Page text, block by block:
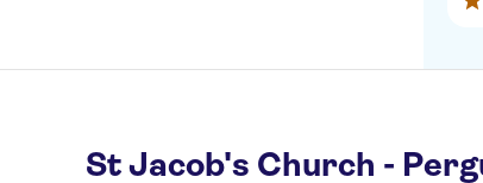
St Jacob's Church -